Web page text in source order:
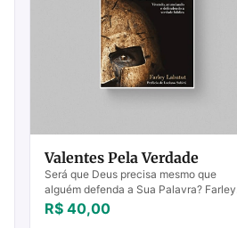
Valentes Pela Verdade
Será que Deus precisa mesmo que
alguém defenda a Sua Palavra? Farley
Labatut defende que a questão não é se
Deus precisa, mas se Ele deseja que
R$ 40,00